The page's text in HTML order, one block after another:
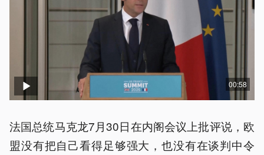
00:58
法国总统马克龙7月30日在内阁会议上批评说，欧
盟没有把自己看得足够强大，也没有在谈判中令